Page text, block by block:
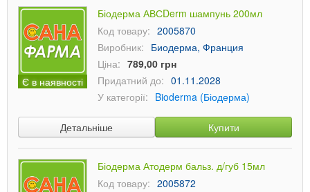
Є в наявності
Біодерма АВСDerm шампунь 200мл
Код товару: 2005870
Виробник: Биодерма, Франция
Ціна: 789,00 грн
Придатний до: 01.11.2028
У категорії: Bioderma (Біодерма)
Детальніше Купити
Біодерма Атодерм бальз. д/губ 15мл
Код товару: 2005872